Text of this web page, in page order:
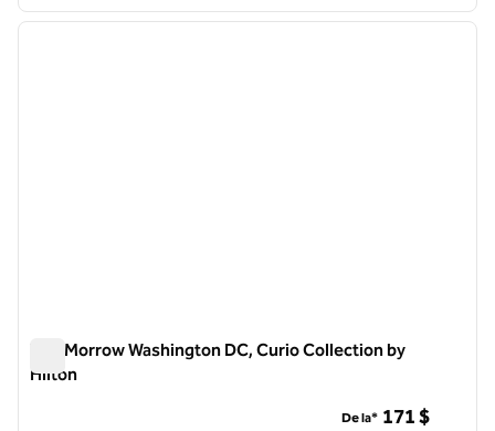
1 din 12
The Morrow Washington DC, Curio Collection by
Hilton
De la* 171 $